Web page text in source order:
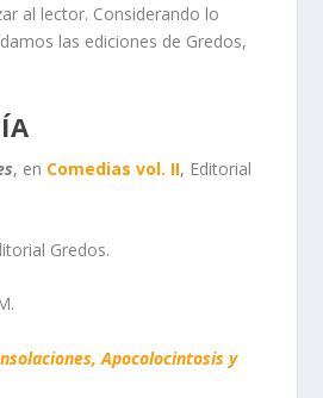
al lector. Considerando lo
las ediciones de Gredos,
, en Comedias vol. II, Editorial
Gredos.
Apocolocintosis y